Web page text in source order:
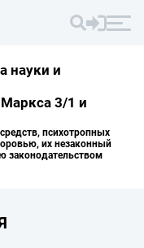
науки и
3/1 и
психотропных
их незаконный
законодательством